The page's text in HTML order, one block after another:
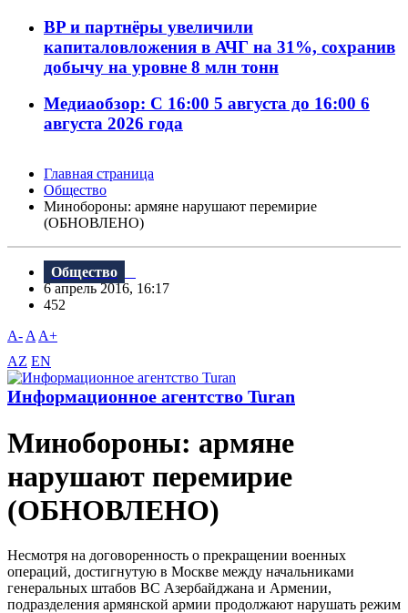
BP и партнёры увеличили
капиталовложения в АЧГ на 31%, сохранив
добычу на уровне 8 млн тонн
Медиаобзор: С 16:00 5 августа до 16:00 6
августа 2026 года
Главная страница
Общество
Минобороны: армяне нарушают перемирие
(ОБНОВЛЕНО)
Общество
6 апрель 2016, 16:17
452
A- A A+
AZ EN
Информационное агентство Turan
Минобороны: армяне
нарушают перемирие
(ОБНОВЛЕНО)
Несмотря на договоренность о прекращении военных
операций, достигнутую в Москве между начальниками
генеральных штабов ВС Азербайджана и Армении,
подразделения армянской армии продолжают нарушать режим